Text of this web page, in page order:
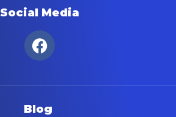
Social Media
Blog